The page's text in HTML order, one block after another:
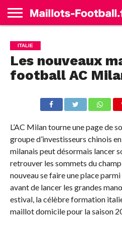
ALLEMAGNE
ANGLETERRE
ESPAGNE
FRANCE
ITALIE
SÉLECTIONS
MARQUES
ITALIE
Les nouveaux
football AC
L’AC Milan tourne une page de
groupe d’investisseurs chinois
milanais peut désormais lancer
retrouver les sommets du
nouveau se faire une place
avant de lancer les grandes
estival, la célèbre formation
maillot domicile pour la saison